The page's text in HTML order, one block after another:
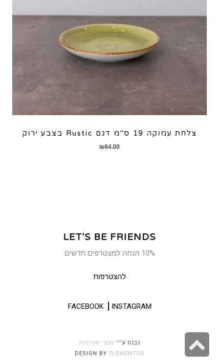
צלחת עמוקה 19 ס"מ דגם Rustic בצבע ירוק
₪64.00
LET'S BE FRIENDS
10% הנחה למצטרפים חדשים
להצטרפות
FACEBOOK INSTAGRAM
נבנה ע''י מנצ' מערכות
DESIGN BY ELEMENTOR
גלילה